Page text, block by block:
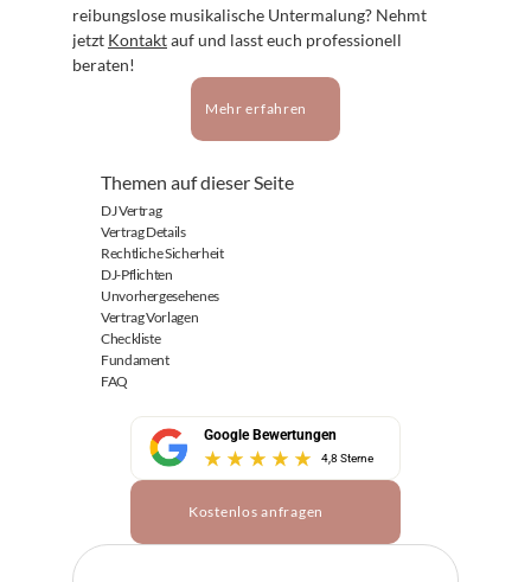
reibungslose musikalische Untermalung? Nehmt
jetzt Kontakt auf und lasst euch professionell
beraten!
Mehr erfahren
Themen auf dieser Seite
DJ Vertrag
Vertrag Details
Rechtliche Sicherheit
DJ-Pflichten
Unvorhergesehenes
Vertrag Vorlagen
Checkliste
Fundament
FAQ
Google Bewertungen
4,8 Sterne
Kostenlos anfragen